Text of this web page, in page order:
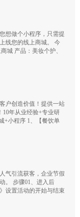
想做个小程序，只需提
线您的线上商城。 今
城 产品：美妆个护、
户创造价值！提供一站
10年从业经验+专业研
+小程序 1、【餐饮单
气引流获客，企业节假
。 步骤01、进入后
设置活动的开始与结束